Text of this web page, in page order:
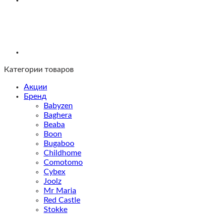
Категории товаров
Акции
Бренд
Babyzen
Baghera
Beaba
Boon
Bugaboo
Childhome
Comotomo
Cybex
Joolz
Mr Maria
Red Castle
Stokke